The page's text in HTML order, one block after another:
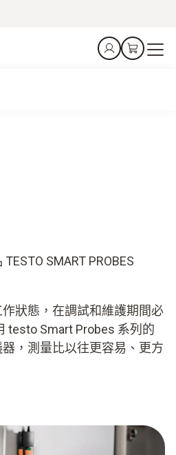
SMART PROBES
狀態，在調試和維護期間必
testo Smart Probes 系列的
，測量比以往更容易、更方